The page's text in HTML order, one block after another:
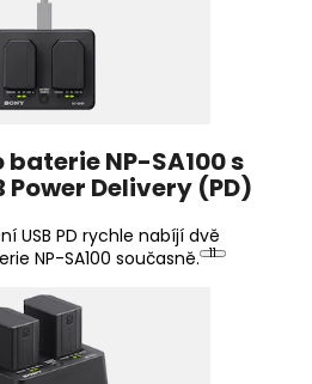
NP-SA100 s
Power Delivery (PD)
USB PD rychle nabíjí dvě
NP-SA100 současně. 11